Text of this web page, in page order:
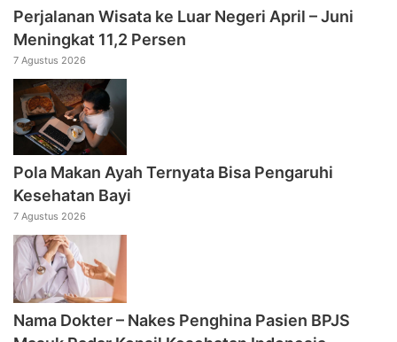
Perjalanan Wisata ke Luar Negeri April – Juni
Meningkat 11,2 Persen
7 Agustus 2026
Pola Makan Ayah Ternyata Bisa Pengaruhi
Kesehatan Bayi
7 Agustus 2026
Nama Dokter – Nakes Penghina Pasien BPJS